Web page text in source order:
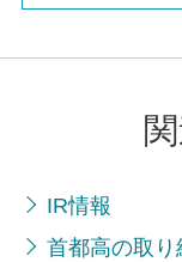
IR情報
首都高の取り